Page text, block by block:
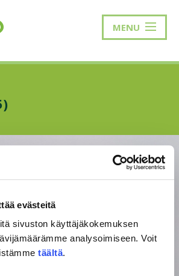
evästeitä
sivuston käyttäjäkokemuksen
analysoimiseen. Voit
täältä.
MENU